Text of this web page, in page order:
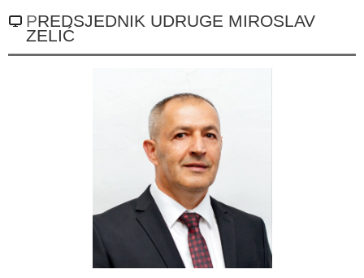
PREDSJEDNIK UDRUGE MIROSLAV
ZELIĆ